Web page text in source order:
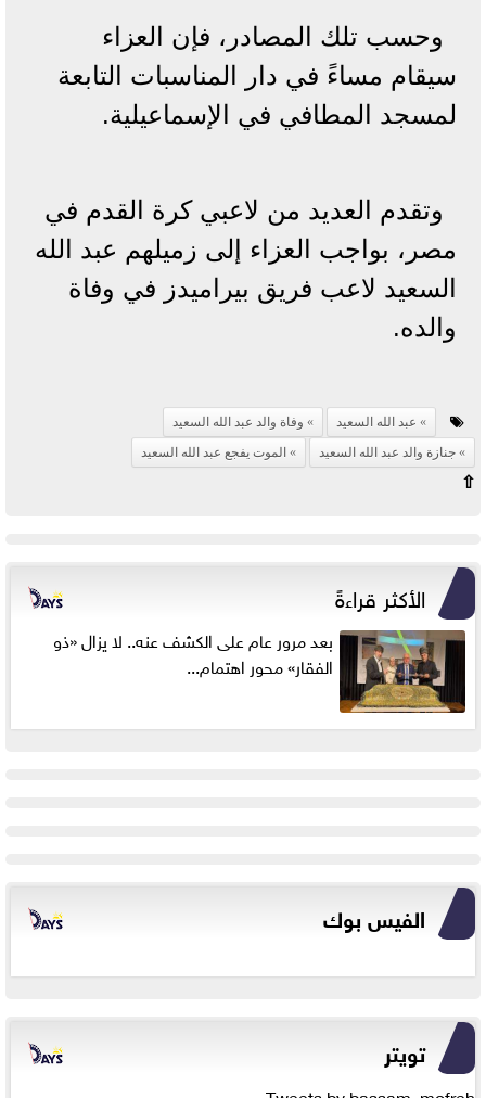
وحسب تلك المصادر، فإن العزاء
سيقام مساءً في دار المناسبات التابعة
لمسجد المطافي في الإسماعيلية.
وتقدم العديد من لاعبي كرة القدم في
مصر، بواجب العزاء إلى زميلهم عبد الله
السعيد لاعب فريق بيراميدز في وفاة
والده.
عبد الله السعيد
وفاة والد عبد الله السعيد
جنازة والد عبد الله السعيد
الموت يفجع عبد الله السعيد
⇧
الأكثر قراءةً
بعد مرور عام على الكشف عنه.. لا يزال «ذو
الفقار» محور اهتمام...
الفيس بوك
تويتر